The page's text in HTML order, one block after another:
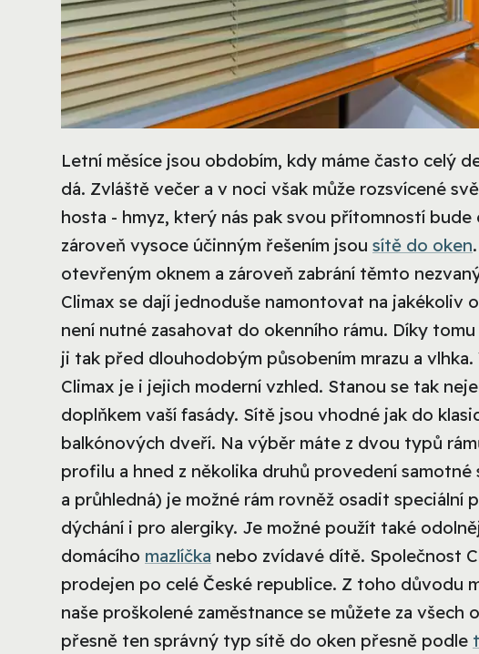
Letní měsíce jsou obdobím, kdy máme často celý
dá. Zvláště večer a v noci však může rozsvícené
hosta - hmyz, který nás pak svou přítomností
zároveň vysoce účinným řešením jsou sítě do oken
otevřeným oknem a zároveň zabrání těmto
Climax se dají jednoduše namontovat na jakékoliv
není nutné zasahovat do okenního rámu. Díky
ji tak před dlouhodobým působením mrazu a
Climax je i jejich moderní vzhled. Stanou se tak
doplňkem vaší fasády. Sítě jsou vhodné jak do
balkónových dveří. Na výběr máte z dvou typů
profilu a hned z několika druhů provedení
a průhledná) je možné rám rovněž osadit
dýchání i pro alergiky. Je možné použít také
domácího mazlíčka nebo zvídavé dítě. Společnost
prodejen po celé České republice. Z toho důvodu
naše proškolené zaměstnance se můžete za
přesně ten správný typ sítě do oken přesně podle